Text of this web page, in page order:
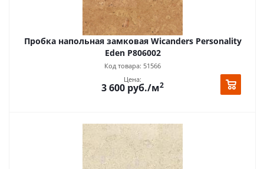
Пробка напольная замковая Wicanders Personality
Eden P806002
Код товара: 51566
Цена:
3 600 руб./м2